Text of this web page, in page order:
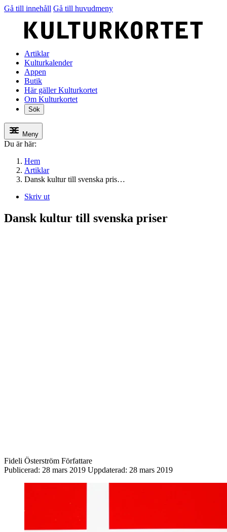
Gå till innehåll Gå till huvudmeny
Artiklar
Kulturkalender
Appen
Butik
Här gäller Kulturkortet
Om Kulturkortet
Sök
Meny
Du är här:
Hem
Artiklar
Dansk kultur till svenska pris…
Skriv ut
Dansk kultur till svenska priser
Fideli Österström Författare
Publicerad: 28 mars 2019 Uppdaterad: 28 mars 2019